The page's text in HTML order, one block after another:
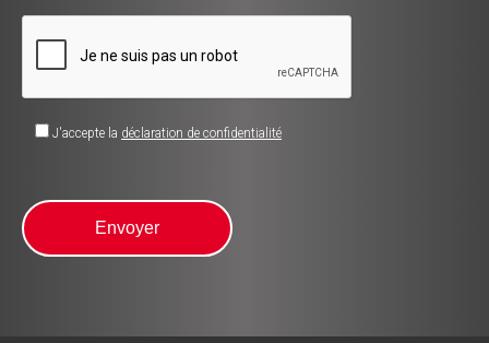
J'accepte la déclaration de confidentialité